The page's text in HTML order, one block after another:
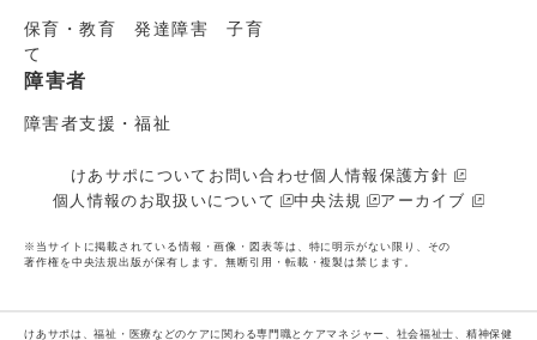
保育・教育 発達障害 子育
て
障害者
障害者支援・福祉
けあサポについて お問い合わせ個人情報保護方針
個人情報のお取扱いについて
中央法規 アーカイブ
※当サイトに掲載されている情報・画像・図表等は、特に明示がない限り、その
著作権を中央法規出版が保有します。無断引用・転載・複製は禁じます。
けあサポは、福祉・医療などのケアに関わる専門職とケアマネジャー、社会福祉士、精神保健